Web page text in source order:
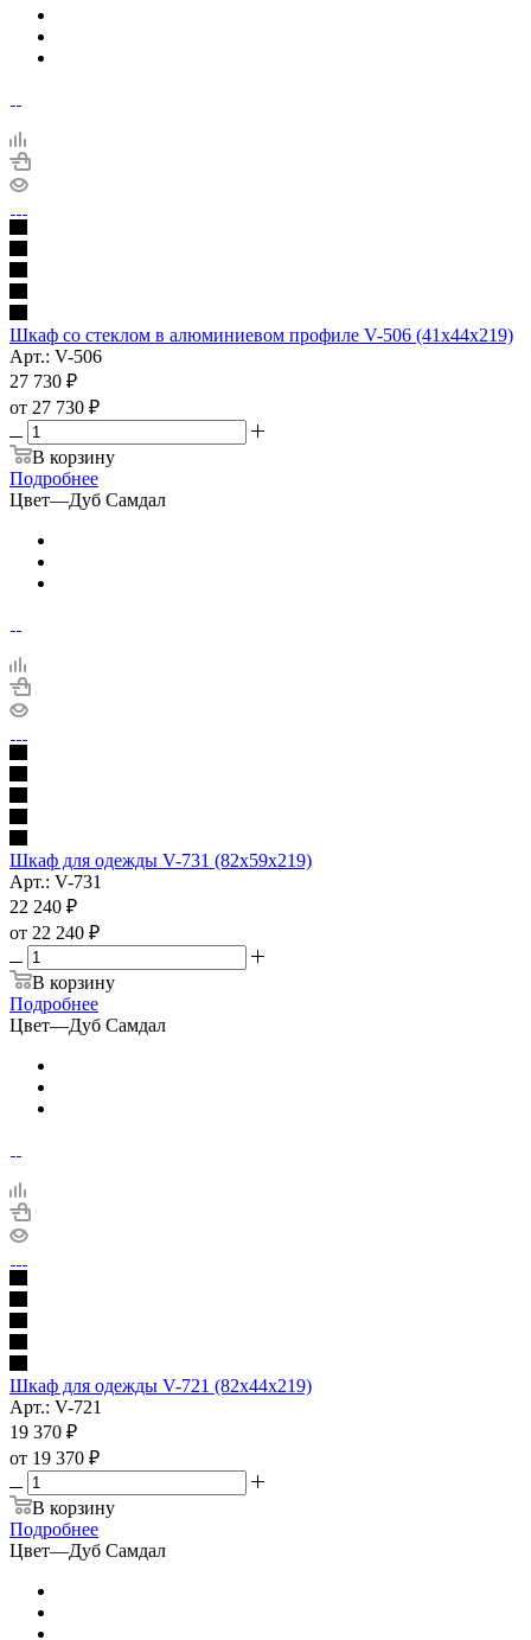
Шкаф со стеклом в алюминиевом профиле V-506 (41x44x219)
Арт.: V-506
27 730 ₽
от 27 730 ₽
В корзину
Подробнее
Цвет—Дуб Самдал
Шкаф для одежды V-731 (82х59х219)
Арт.: V-731
22 240 ₽
от 22 240 ₽
В корзину
Подробнее
Цвет—Дуб Самдал
Шкаф для одежды V-721 (82x44x219)
Арт.: V-721
19 370 ₽
от 19 370 ₽
В корзину
Подробнее
Цвет—Дуб Самдал